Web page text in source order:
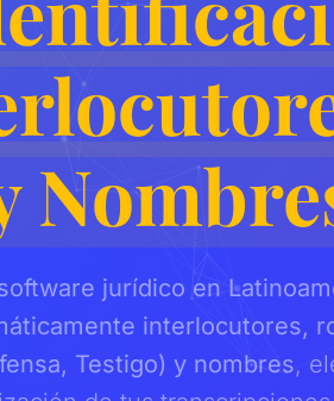
jurídico en
interlocutores,
Testigo) y nombres,